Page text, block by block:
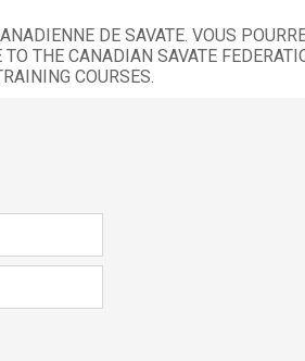
DE SAVATE. VOUS
THE CANADIAN SAVATE
COURSES.